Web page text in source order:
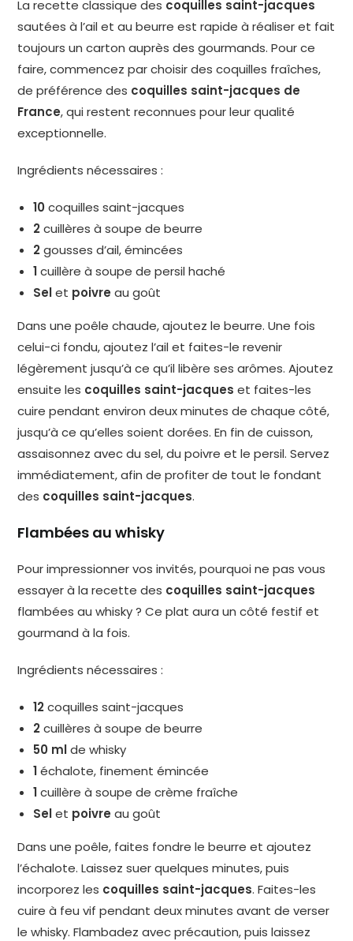
La recette classique des coquilles saint-jacques
sautées à l’ail et au beurre est rapide à réaliser et fait
toujours un carton auprès des gourmands. Pour ce
faire, commencez par choisir des coquilles fraîches,
de préférence des coquilles saint-jacques de
France, qui restent reconnues pour leur qualité
exceptionnelle.
Ingrédients nécessaires :
10coquilles saint-jacques
2cuillères à soupe de beurre
2gousses d’ail, émincées
1cuillère à soupe de persil haché
Selet poivre au goût
Dans une poêle chaude, ajoutez le beurre. Une fois
celui-ci fondu, ajoutez l’ail et faites-le revenir
légèrement jusqu’à ce qu’il libère ses arômes. Ajoutez
ensuite les coquilles saint-jacques et faites-les
cuire pendant environ deux minutes de chaque côté,
jusqu’à ce qu’elles soient dorées. En fin de cuisson,
assaisonnez avec du sel, du poivre et le persil. Servez
immédiatement, afin de profiter de tout le fondant
des coquilles saint-jacques.
Flambées au whisky
Pour impressionner vos invités, pourquoi ne pas vous
essayer à la recette des coquilles saint-jacques
flambées au whisky ? Ce plat aura un côté festif et
gourmand à la fois.
Ingrédients nécessaires :
12coquilles saint-jacques
2cuillères à soupe de beurre
50 mlde whisky
1échalote, finement émincée
1cuillère à soupe de crème fraîche
Selet poivre au goût
Dans une poêle, faites fondre le beurre et ajoutez
l’échalote. Laissez suer quelques minutes, puis
incorporez les coquilles saint-jacques. Faites-les
cuire à feu vif pendant deux minutes avant de verser
le whisky. Flambadez avec précaution, puis laissez